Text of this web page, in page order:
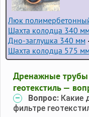
Люк
Шахта колодца 340 мм
Дно-заглушка 340 мм
Шахта колодца 575 мм
Дренажные
геотекстиль —
Вопрос: Какие
фильтре